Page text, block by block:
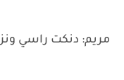
مريم: دنكت راسي